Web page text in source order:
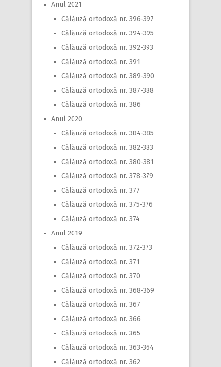
Anul 2021
Călăuză ortodoxă nr. 396-397
Călăuză ortodoxă nr. 394-395
Călăuză ortodoxă nr. 392-393
Călăuză ortodoxă nr. 391
Călăuză ortodoxă nr. 389-390
Călăuză ortodoxă nr. 387-388
Călăuză ortodoxă nr. 386
Anul 2020
Călăuză ortodoxă nr. 384-385
Călăuză ortodoxă nr. 382-383
Călăuză ortodoxă nr. 380-381
Călăuză ortodoxă nr. 378-379
Călăuză ortodoxă nr. 377
Călăuză ortodoxă nr. 375-376
Călăuză ortodoxă nr. 374
Anul 2019
Călăuză ortodoxă nr. 372-373
Călăuză ortodoxă nr. 371
Călăuză ortodoxă nr. 370
Călăuză ortodoxă nr. 368-369
Călăuză ortodoxă nr. 367
Călăuză ortodoxă nr. 366
Călăuză ortodoxă nr. 365
Călăuză ortodoxă nr. 363-364
Călăuză ortodoxă nr. 362